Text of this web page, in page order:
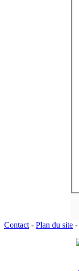
Contact - Plan du site -